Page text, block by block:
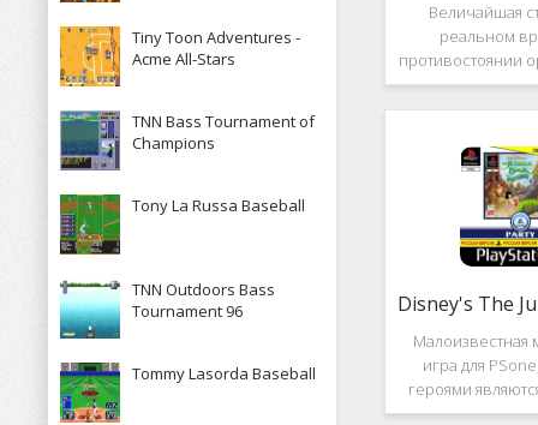
Tiny Toon Adventures -
Acme All-Stars
TNN Bass Tournament of
Champions
Tony La Russa Baseball
TNN Outdoors Bass
Tournament 96
Tommy Lasorda Baseball
Величайшая
реальном
противостоянии
Warcraft 2:
рассказывает
историю, в
за королевство
Малоизвестная
игра для
героями
"Книги